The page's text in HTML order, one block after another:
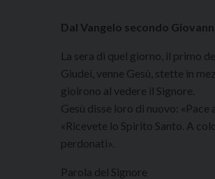
Dal Vangelo secondo
La sera di quel giorno, il primo
Giudei, venne Gesù, stette in
gioirono al vedere il Signore.
Gesù disse loro di nuovo:
«Ricevete lo Spirito Santo. A
perdonati».
Parola del Signore